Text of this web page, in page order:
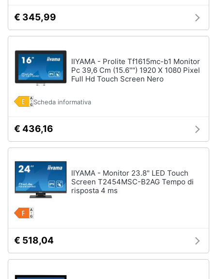
Casalinghi
Abbigliamento
Sport
Animali
Motori
Libri,
cd
dvd
Festività
ricorrenze
Componenti
Software
Sistema
operativo
Intel
Vedi
tutti
Stampanti
Scanner
Stampanti
3D
Scanner
laser
€ 345,99
IIYAMA - Prolite Tf1615mc-b1 Monitor
Pc 39,6 Cm (15.6"") 1920 X 1080 Pixel
Full Hd Touch Screen Nero
Scheda informativa
€ 436,16
IIYAMA - Monitor 23.8" LED Touch
Screen T2454MSC-B2AG Tempo di
risposta 4 ms
€ 518,04